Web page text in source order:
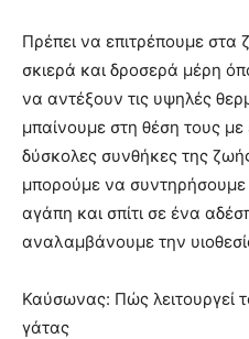
the
meaning
of
pain.
pornhun
hd
Πρέπει να επιτρέπουμε
σκιερά και δροσερά μέρη
να αντέξουν τις υψηλές
μπαίνουμε στη θέση τους με
δύσκολες συνθήκες της
μπορούμε να
αγάπη και σπίτι σε ένα
αναλαμβάνουμε την
Καύσωνας: Πώς λειτουργεί
γάτας